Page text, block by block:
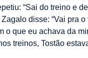
“Sai do treino e
disse: “Vai pra o
o que eu achava da
treinos, Tostão